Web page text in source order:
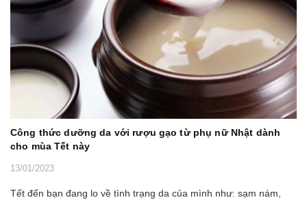
Công thức dưỡng da với rượu gạo từ phụ nữ Nhật dành
cho mùa Tết này
13/01/2023
Tết đến bạn đang lo về tình trạng da của mình như: sạm nám,